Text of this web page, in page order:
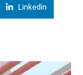
Linkedin